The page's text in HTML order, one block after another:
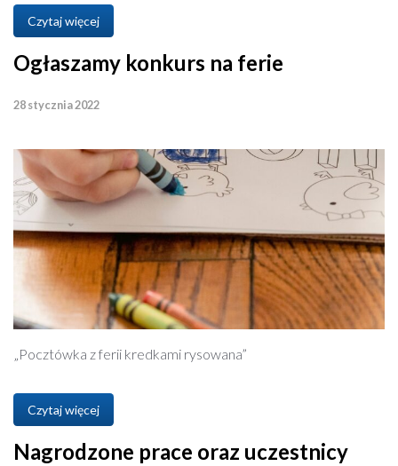
Czytaj więcej
Ogłaszamy konkurs na ferie
28 stycznia 2022
„Pocztówka z ferii kredkami rysowana”
Czytaj więcej
Nagrodzone prace oraz uczestnicy